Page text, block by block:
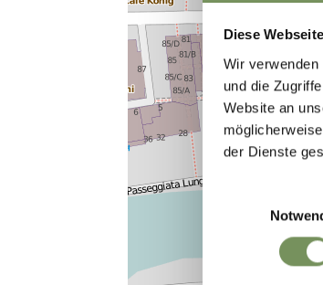
Diese
Wir
und die
Website an
der Dienste
Einwilligungsauswahl